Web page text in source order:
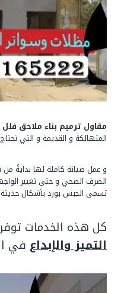
مقاول ترميم بناء ملاحق
المتهالكة و القديمة و التي
و عمل صيانة كاملة لها بدايةً من
الصرف الصحي و حتى تغيير
تسمى الجبس بورد بأشكال
كل هذه الخدمات
التميز والإبداع في